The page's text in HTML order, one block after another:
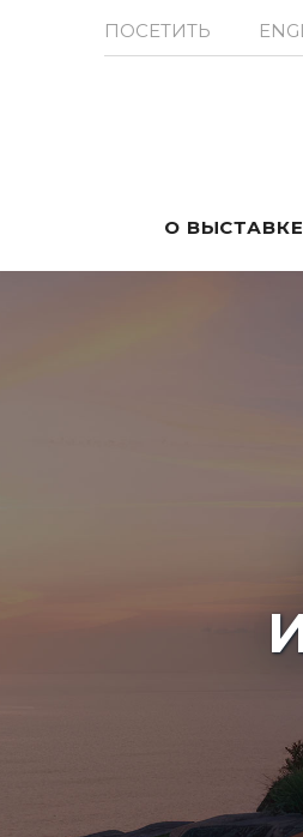
ПОСЕТИТЬ
О ВЫСТАВКЕ